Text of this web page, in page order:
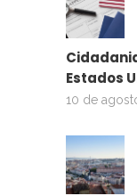
Estados
10 de